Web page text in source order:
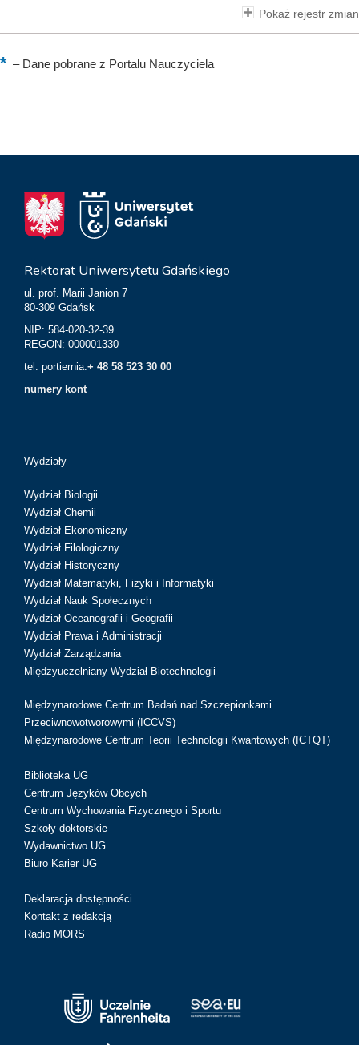
Pokaż rejestr zmian
–Dane pobrane z Portalu Nauczyciela
Rektorat Uniwersytetu Gdańskiego
ul. prof. Marii Janion 7
80-309 Gdańsk
NIP: 584-020-32-39
REGON: 000001330
tel. portiernia:+ 48 58 523 30 00
numery kont
Wydziały
Wydział Biologii
Wydział Chemii
Wydział Ekonomiczny
Wydział Filologiczny
Wydział Historyczny
Wydział Matematyki, Fizyki i Informatyki
Wydział Nauk Społecznych
Wydział Oceanografii i Geografii
Wydział Prawa i Administracji
Wydział Zarządzania
Międzyuczelniany Wydział Biotechnologii
Międzynarodowe Centrum Badań nad Szczepionkami
Przeciwnowotworowymi (ICCVS)
Międzynarodowe Centrum Teorii Technologii Kwantowych (ICTQT)
Biblioteka UG
Centrum Języków Obcych
Centrum Wychowania Fizycznego i Sportu
Szkoły doktorskie
Wydawnictwo UG
Biuro Karier UG
Deklaracja dostępności
Kontakt z redakcją
Radio MORS